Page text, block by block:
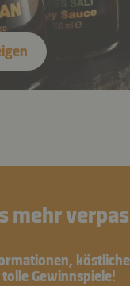
mehr
tolle Gewinnspiele!